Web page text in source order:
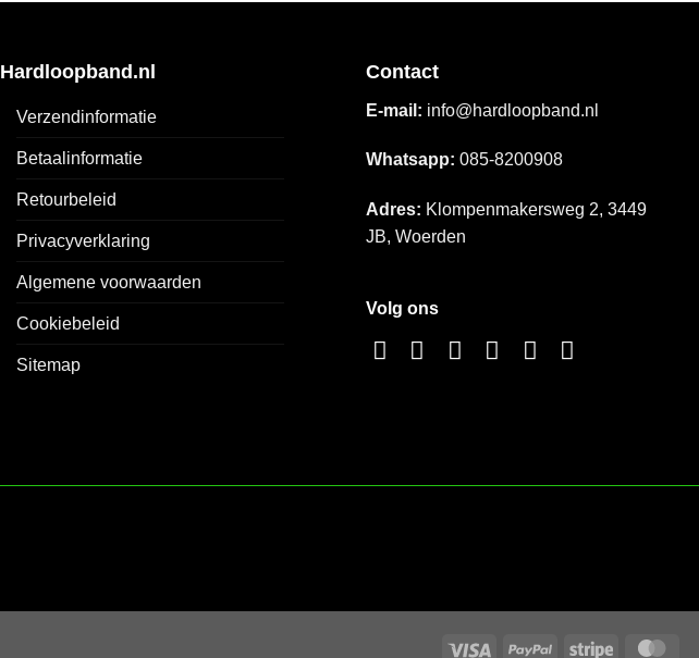
Hardloopband.nl
Verzendinformatie
Betaalinformatie
Retourbeleid
Privacyverklaring
Algemene voorwaarden
Cookiebeleid
Sitemap
Contact
E-mail: info@hardloopband.nl
Whatsapp: 085-8200908
Adres: Klompenmakersweg 2, 3449
JB, Woerden
Volg ons